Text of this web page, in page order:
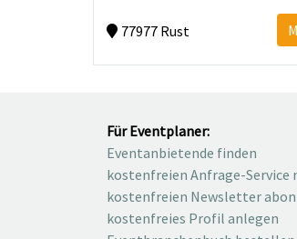
77977 Rust
Für Eventplaner:
Eventanbietende finden
kostenfreien Anfrage-Service
kostenfreien Newsletter
kostenfreies Profil anlegen